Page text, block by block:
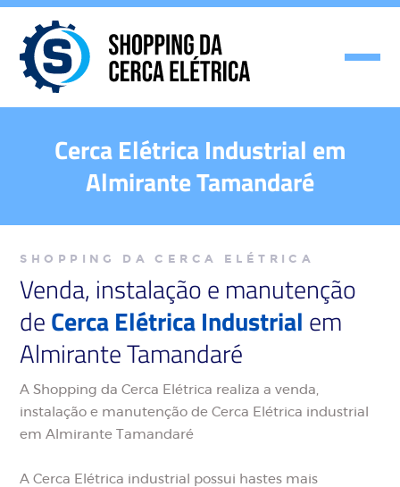
Cerca Elétrica Industrial em
Almirante Tamandaré
SHOPPING DA CERCA ELÉTRICA
Venda, instalação e manutenção
deCerca Elétrica Industrial em
Almirante Tamandaré
A Shopping da Cerca Elétrica realiza a venda,
instalação e manutenção de Cerca Elétrica industrial
em Almirante Tamandaré
A Cerca Elétrica industrial possui hastes mais